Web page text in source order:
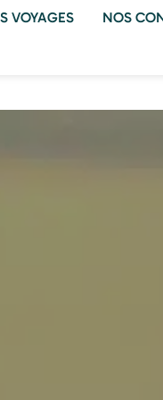
VOYAGES NOS